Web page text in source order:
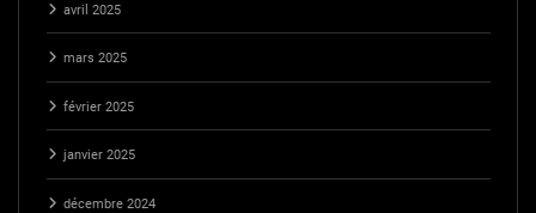
avril 2025
mars 2025
février 2025
janvier 2025
décembre 2024